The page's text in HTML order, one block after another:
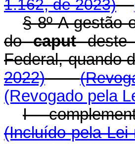
1.162, de 2023)
§ 8º A gestão
docaputdeste
Federal,
2022)
(Revogado pela
I -
(Incluído pela Lei